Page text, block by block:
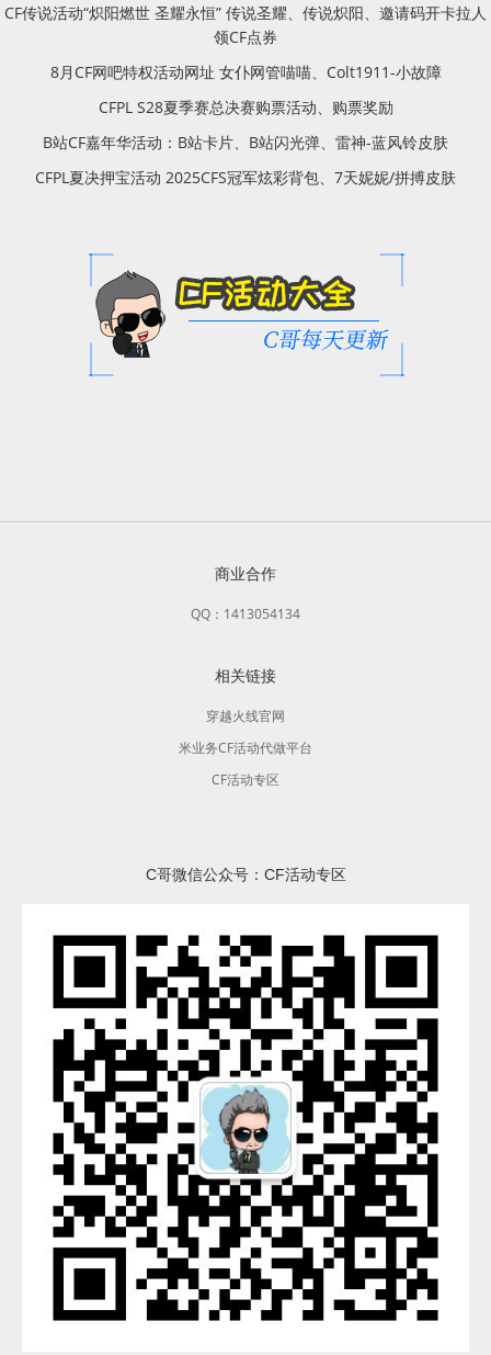
CF传说活动“炽阳燃世 圣耀永恒” 传说圣耀、传说炽阳、邀请码开卡拉人
领CF点券
8月CF网吧特权活动网址 女仆网管喵喵、Colt1911-小故障
CFPL S28夏季赛总决赛购票活动、购票奖励
B站CF嘉年华活动：B站卡片、B站闪光弹、雷神-蓝风铃皮肤
CFPL夏决押宝活动 2025CFS冠军炫彩背包、7天妮妮/拼搏皮肤
商业合作
QQ：1413054134
相关链接
穿越火线官网
米业务CF活动代做平台
CF活动专区
C哥微信公众号：CF活动专区